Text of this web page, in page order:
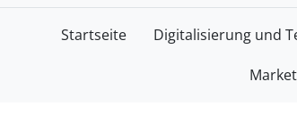
Startseite Digitalisierung und